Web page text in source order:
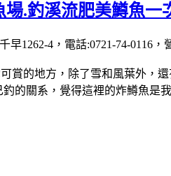
場.釣溪流肥美鱒魚
1262-4，電話:0721-74-0116，
賞的地方，除了雪和風葉外，
的關系，覺得這裡的炸鱒魚是